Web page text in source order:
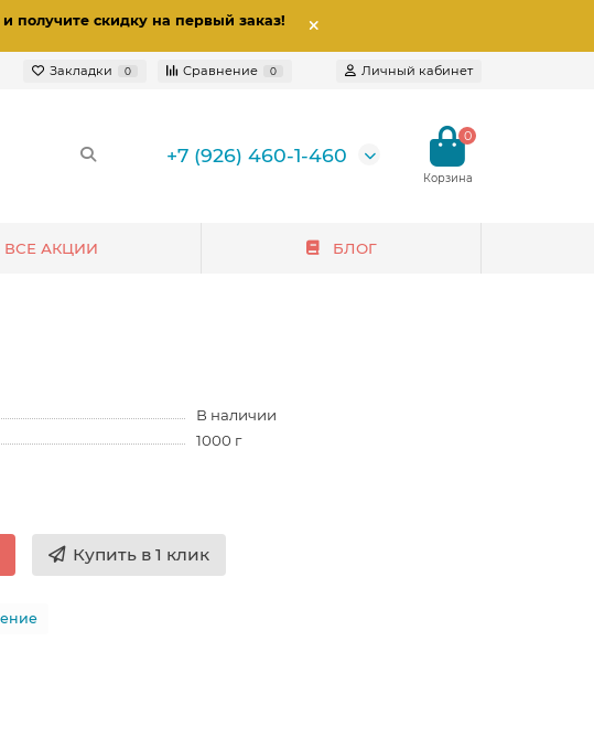
и получите скидку на первый заказ!
Закладки 0 Сравнение 0 Личный кабинет
+7 (926) 460-1-460
0
ВСЕ АКЦИИ БЛОГ
В наличии
1000 г
Купить в 1 клик